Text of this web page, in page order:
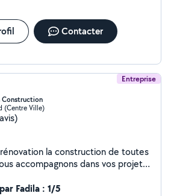
Contacter
Entreprise
Construction
(Centre Ville)
la construction de toutes
Fadila : 1/5